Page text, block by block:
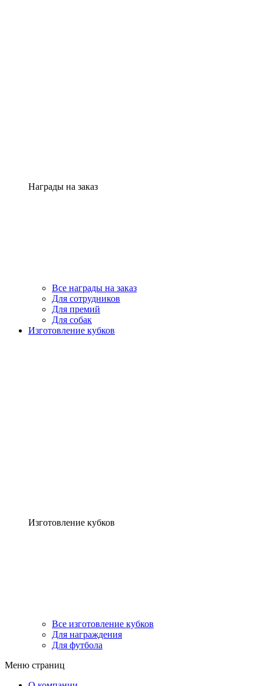
Награды на заказ
Все награды на заказ
Для сотрудников
Для премий
Для собак
Изготовление кубков
Изготовление кубков
Все изготовление кубков
Для награждения
Для футбола
Меню страниц